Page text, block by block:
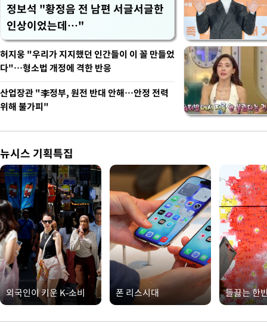
정보석 "황정음 전 남편 서글서글한
인상이었는데…"
허지웅 "우리가 지지했던 인간들이 이 꼴 만들었
다"…형소법 개정에 격한 반응
산업장관 "李정부, 원전 반대 안해…안정 전력
위해 불가피"
뉴시스 기획특집
외국인이 키운 K-소비 폰 리스시대 들끓는 한